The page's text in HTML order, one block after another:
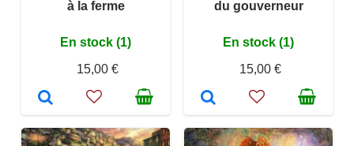
à la ferme
En stock (1)
15,00 €
du gouverneur
En stock (1)
15,00 €